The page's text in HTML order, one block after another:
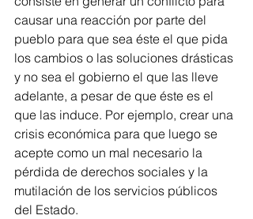
causar una reacción por parte del
pueblo para que sea éste el que pida
los cambios o las soluciones drásticas
y no sea el gobierno el que las lleve
adelante, a pesar de que éste es el
que las induce. Por ejemplo, crear una
crisis económica para que luego se
acepte como un mal necesario la
pérdida de derechos sociales y la
mutilación de los servicios públicos
del Estado.